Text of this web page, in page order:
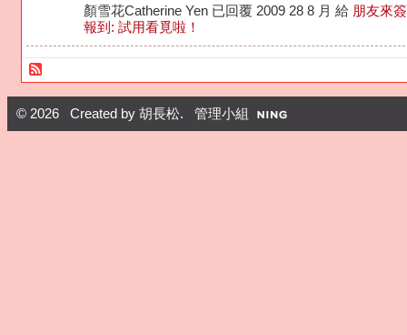
顏雪花Catherine Yen 已回覆 2009 28 8 月 給 朋友來
報到: 試用看覓啦！
© 2026 Created by 胡長松. 管理小組